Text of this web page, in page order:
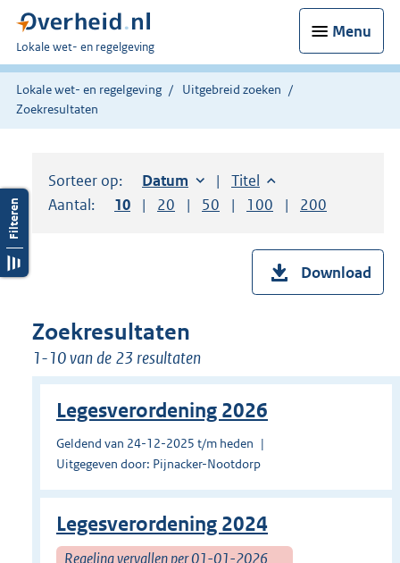
Menu
U
bent
hier:
Lokale wet- en regelgeving
Lokale wet- en regelgeving
Uitgebreid zoeken
Zoekresultaten
Sorteer op: Sorteer op:
Datum oplopendSorteer op:
Titel oplopend
Aantal:
Toon
10 resultaten per pagina
Toon
20 resultaten per pagina
Toon
50 resultaten per pagina
Toon
100 resultaten per
Toon
200
Download
Zoekresultaten
1-10 van de 23 resultaten
Legesverordening 2026
Geldend van 24-12-2025 t/m heden
Uitgegeven door: Pijnacker-Nootdorp
Legesverordening 2024
Regeling vervallen per 01-01-2026